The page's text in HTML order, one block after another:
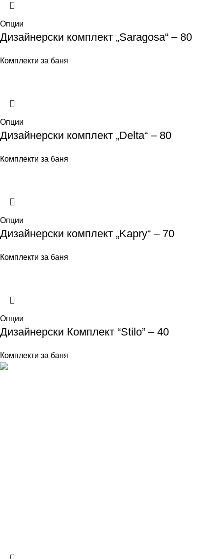
Опции
Дизайнерски комплект „Saragosa“ – 80
Комплекти за баня
Опции
Дизайнерски комплект „Delta“ – 80
Комплекти за баня
Опции
Дизайнерски комплект „Kapry“ – 70
Комплекти за баня
Опции
Дизайнерски Комплект “Stilo” – 40
Комплекти за баня